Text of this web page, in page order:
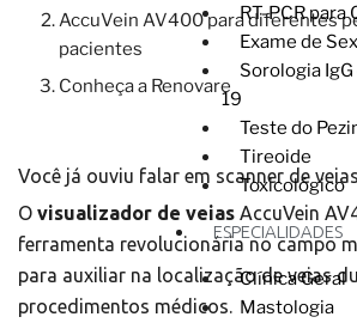
RT-PCR para
Exame de
Sorologia IgG
19
Teste do
Tireoide
Toxicológico
ESPECIALIDADES
Clínica Geral
Mastologia
AccuVein AV400 para diferentes
pacientes
Conheça a Renovare
Você já ouviu falar em scanner de veias
O visualizador de veias AccuVein
ferramenta revolucionária no campo
para auxiliar na localização de veias
procedimentos médicos.